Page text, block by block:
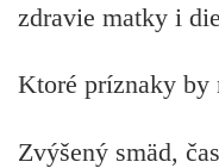
zdravie matky i
Ktoré príznaky by
Zvýšený smäd,